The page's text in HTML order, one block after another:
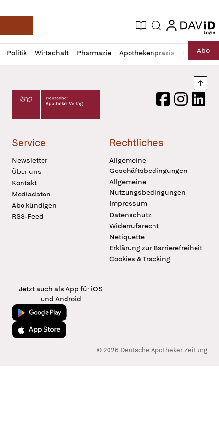
Deutsche Apotheker Zeitung
Aktuelle Ausgabe
Suche login
login
Politik Wirtschaft Pharmazie Apothekenpraxis RechtAbo
Profil
öffnen
Daz
Pur
Deutscher Apotheker Verlag Logo
FacebookInstagram
Service
Newsletter
Über uns
Kontakt
Mediadaten
Abo kündigen
RSS-Feed
Rechtliches
Allgemeine
Geschäftsbedingungen
Allgemeine
Nutzungsbedingungen
Impressum
Datenschutz
Widerrufsrecht
Netiquette
Erklärung zur Barrierefreiheit
Cookies & Tracking
Jetzt auch als App für iOS
und Android
Jetzt bei Google Play
Laden im App Store
© 2026 Deutsche Apotheker Zeitung